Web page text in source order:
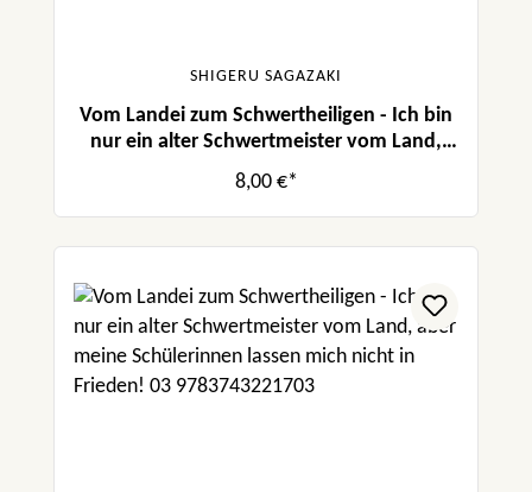
SHIGERU SAGAZAKI
Vom Landei zum Schwertheiligen - Ich bin
nur ein alter Schwertmeister vom Land,
aber meine Schülerinnen lassen mich nicht
in Frieden! 04
8,00 €*